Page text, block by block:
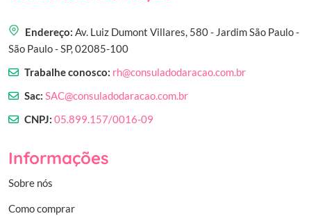
Endereço: Av. Luiz Dumont Villares, 580 - Jardim São Paulo -
São Paulo - SP, 02085-100
Trabalhe conosco: rh@consuladodaracao.com.br
Sac: SAC@consuladodaracao.com.br
CNPJ: 05.899.157/0016-09
Informações
Sobre nós
Como comprar